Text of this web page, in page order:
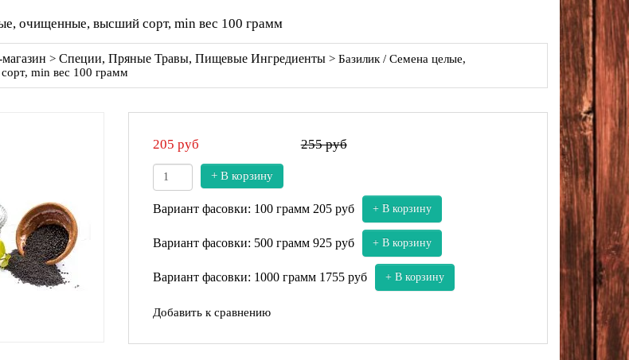
очищенные, высший сорт, min вес 100 грамм
> Специи, Пряные Травы, Пищевые Ингредиенты> Базилик / Семена целые,
min вес 100 грамм
205 руб 255 руб
+ В корзину
Вариант фасовки: 100 грамм 205 руб + В корзину
Вариант фасовки: 500 грамм 925 руб + В корзину
Вариант фасовки: 1000 грамм 1755 руб + В корзину
Добавить к сравнению